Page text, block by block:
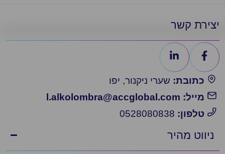
יצירת קשר
כתובת: שערי ניקנור, יפו
מייל: l.alkolombra@accglobal.com
טלפון:
ניווט מהיר